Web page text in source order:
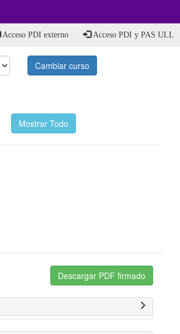
Acceso PDI externo Acceso PDI y PAS ULL
Cambiar curso
Mostrar Todo
Descargar PDF firmado